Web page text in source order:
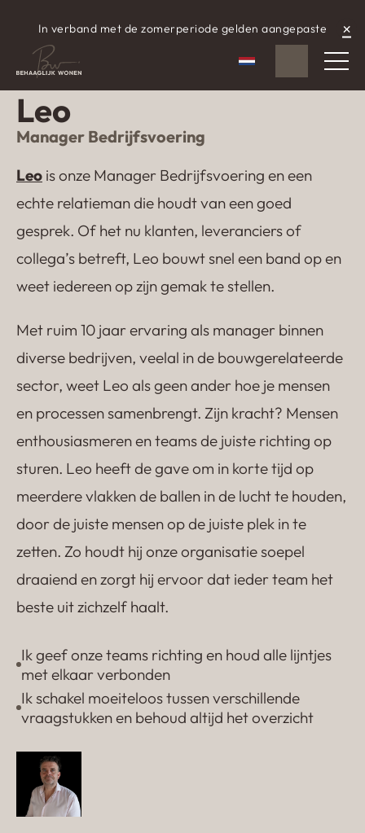
×
In verband met de zomerperiode gelden aangepaste
aangepaste openingstijden.
Nederlands
WhatsApp
Leo
Manager Bedrijfsvoering
Leo is onze Manager Bedrijfsvoering en een
echte relatieman die houdt van een goed
gesprek. Of het nu klanten, leveranciers of
collega’s betreft, Leo bouwt snel een band op en
weet iedereen op zijn gemak te stellen.
Met ruim 10 jaar ervaring als manager binnen
diverse bedrijven, veelal in de bouwgerelateerde
sector, weet Leo als geen ander hoe je mensen
en processen samenbrengt. Zijn kracht? Mensen
enthousiasmeren en teams de juiste richting op
sturen. Leo heeft de gave om in korte tijd op
meerdere vlakken de ballen in de lucht te houden,
door de juiste mensen op de juiste plek in te
zetten. Zo houdt hij onze organisatie soepel
draaiend en zorgt hij ervoor dat ieder team het
beste uit zichzelf haalt.
Ik geef onze teams richting en houd alle lijntjes
met elkaar verbonden
Ik schakel moeiteloos tussen verschillende
vraagstukken en behoud altijd het overzicht